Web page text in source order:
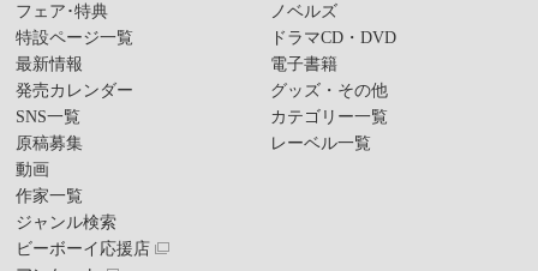
フェア･特典
特設ページ一覧
最新情報
発売カレンダー
SNS一覧
原稿募集
動画
作家一覧
ジャンル検索
ビーボーイ応援店
ノベルズ
ドラマCD・DVD
電子書籍
グッズ・その他
カテゴリー一覧
レーベル一覧